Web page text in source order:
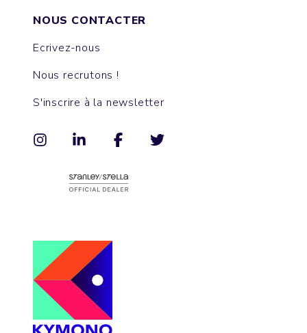
NOUS CONTACTER
Ecrivez-nous
Nous recrutons !
S'inscrire à la newsletter